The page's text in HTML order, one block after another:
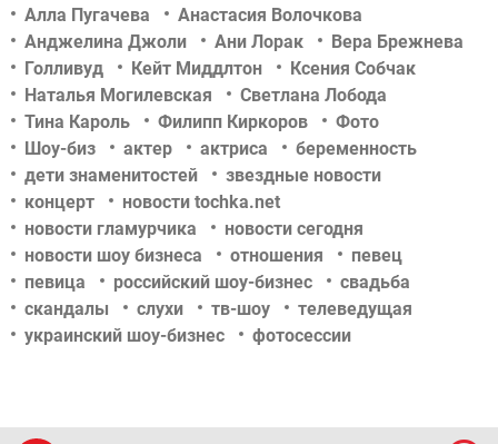
Алла Пугачева
Анастасия Волочкова
Анджелина Джоли
Ани Лорак
Вера Брежнева
Голливуд
Кейт Миддлтон
Ксения Собчак
Наталья Могилевская
Светлана Лобода
Тина Кароль
Филипп Киркоров
Фото
Шоу-биз
актер актриса
беременность
дети знаменитостей
звездные новости
концерт
новости tochka.net
новости гламурчика
новости сегодня
новости шоу бизнеса
отношения
певец
певица
российский шоу-бизнес
свадьба
скандалы
слухи тв-шоу
телеведущая
украинский шоу-бизнес
фотосессии